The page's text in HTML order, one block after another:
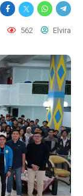
562 Elvira